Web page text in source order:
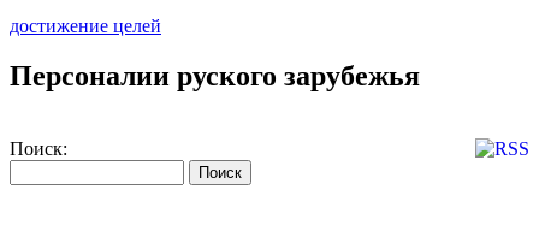
достижение целей
Персоналии руского зарубежья
Поиск: